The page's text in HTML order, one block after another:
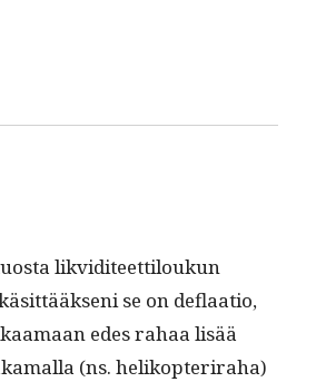
lik­vidi­teet­tiloukun
se on deflaa­tio,
edes rahaa lisää
(ns. helikopteri­ra­ha)